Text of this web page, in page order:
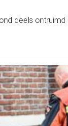
deels